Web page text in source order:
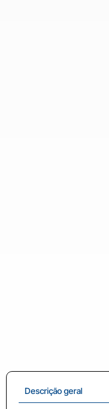
Descrição geral